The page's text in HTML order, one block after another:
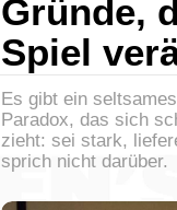
Gründe,
Spiel
Es gibt ein
Paradox, das sich
zieht: sei stark,
sprich nicht darüber.